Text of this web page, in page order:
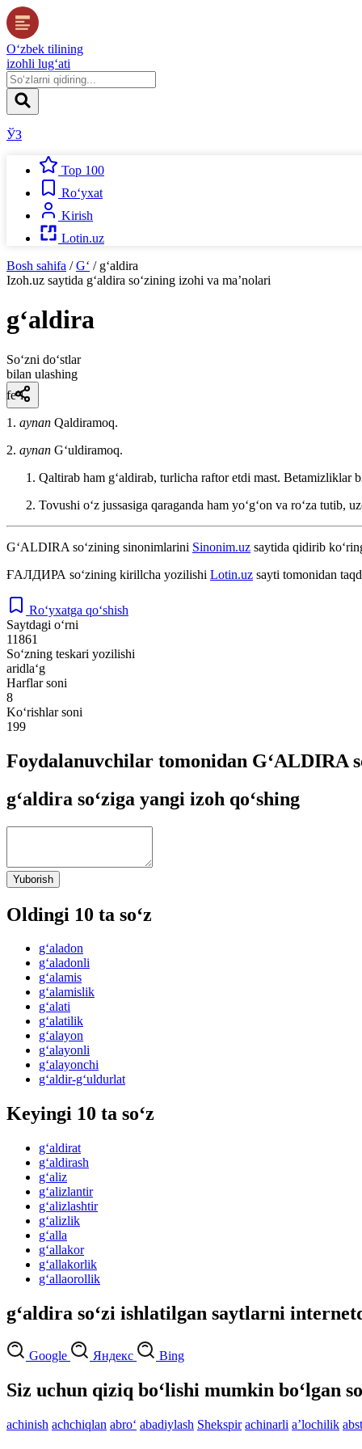
O‘zbek tilining
izohli lug‘ati
ЎЗ
Top 100
Ro‘yxat
Kirish
Lotin.uz
Bosh sahifa / G‘ / g‘aldira
Izoh.uz saytida g‘aldira so‘zining izohi va ma’nolari
g‘aldira
So‘zni do‘stlar
bilan ulashing
fe’l
1. aynan Qaldiramoq.
2. aynan Gʻuldiramoq.
Qaltirab ham gʻaldirab, turlicha raftor etdi mast. Betamizliklar
Tovushi oʻz jussasiga qaraganda ham yoʻgʻon va roʻza tutib,
G‘ALDIRA so‘zining sinonimlarini Sinonim.uz saytida qidirib
ҒАЛДИРА so‘zining kirillcha yozilishi Lotin.uz sayti tomonidan
Ro‘yxatga qo‘shish
Saytdagi o‘rni
11861
So‘zning teskari yozilishi
aridla‘g
Harflar soni
8
Ko‘rishlar soni
199
Foydalanuvchilar tomonidan G‘ALDIRA
g‘aldira so‘ziga yangi izoh qo‘shing
Yuborish
Oldingi 10 ta so‘z
g‘aladon
g‘aladonli
g‘alamis
g‘alamislik
g‘alati
g‘alatilik
g‘alayon
g‘alayonli
g‘alayonchi
g‘aldir-g‘uldurlat
Keyingi 10 ta so‘z
g‘aldirat
g‘aldirash
g‘aliz
g‘alizlantir
g‘alizlashtir
g‘alizlik
g‘alla
g‘allakor
g‘allakorlik
g‘allaorollik
g‘aldira so‘zi ishlatilgan saytlarni
Google Яндекс Bing
Siz uchun qiziq bo‘lishi mumkin bo‘lgan
achinish achchiqlan abro‘ abadiylash Shekspir achinarli aʼlochilik